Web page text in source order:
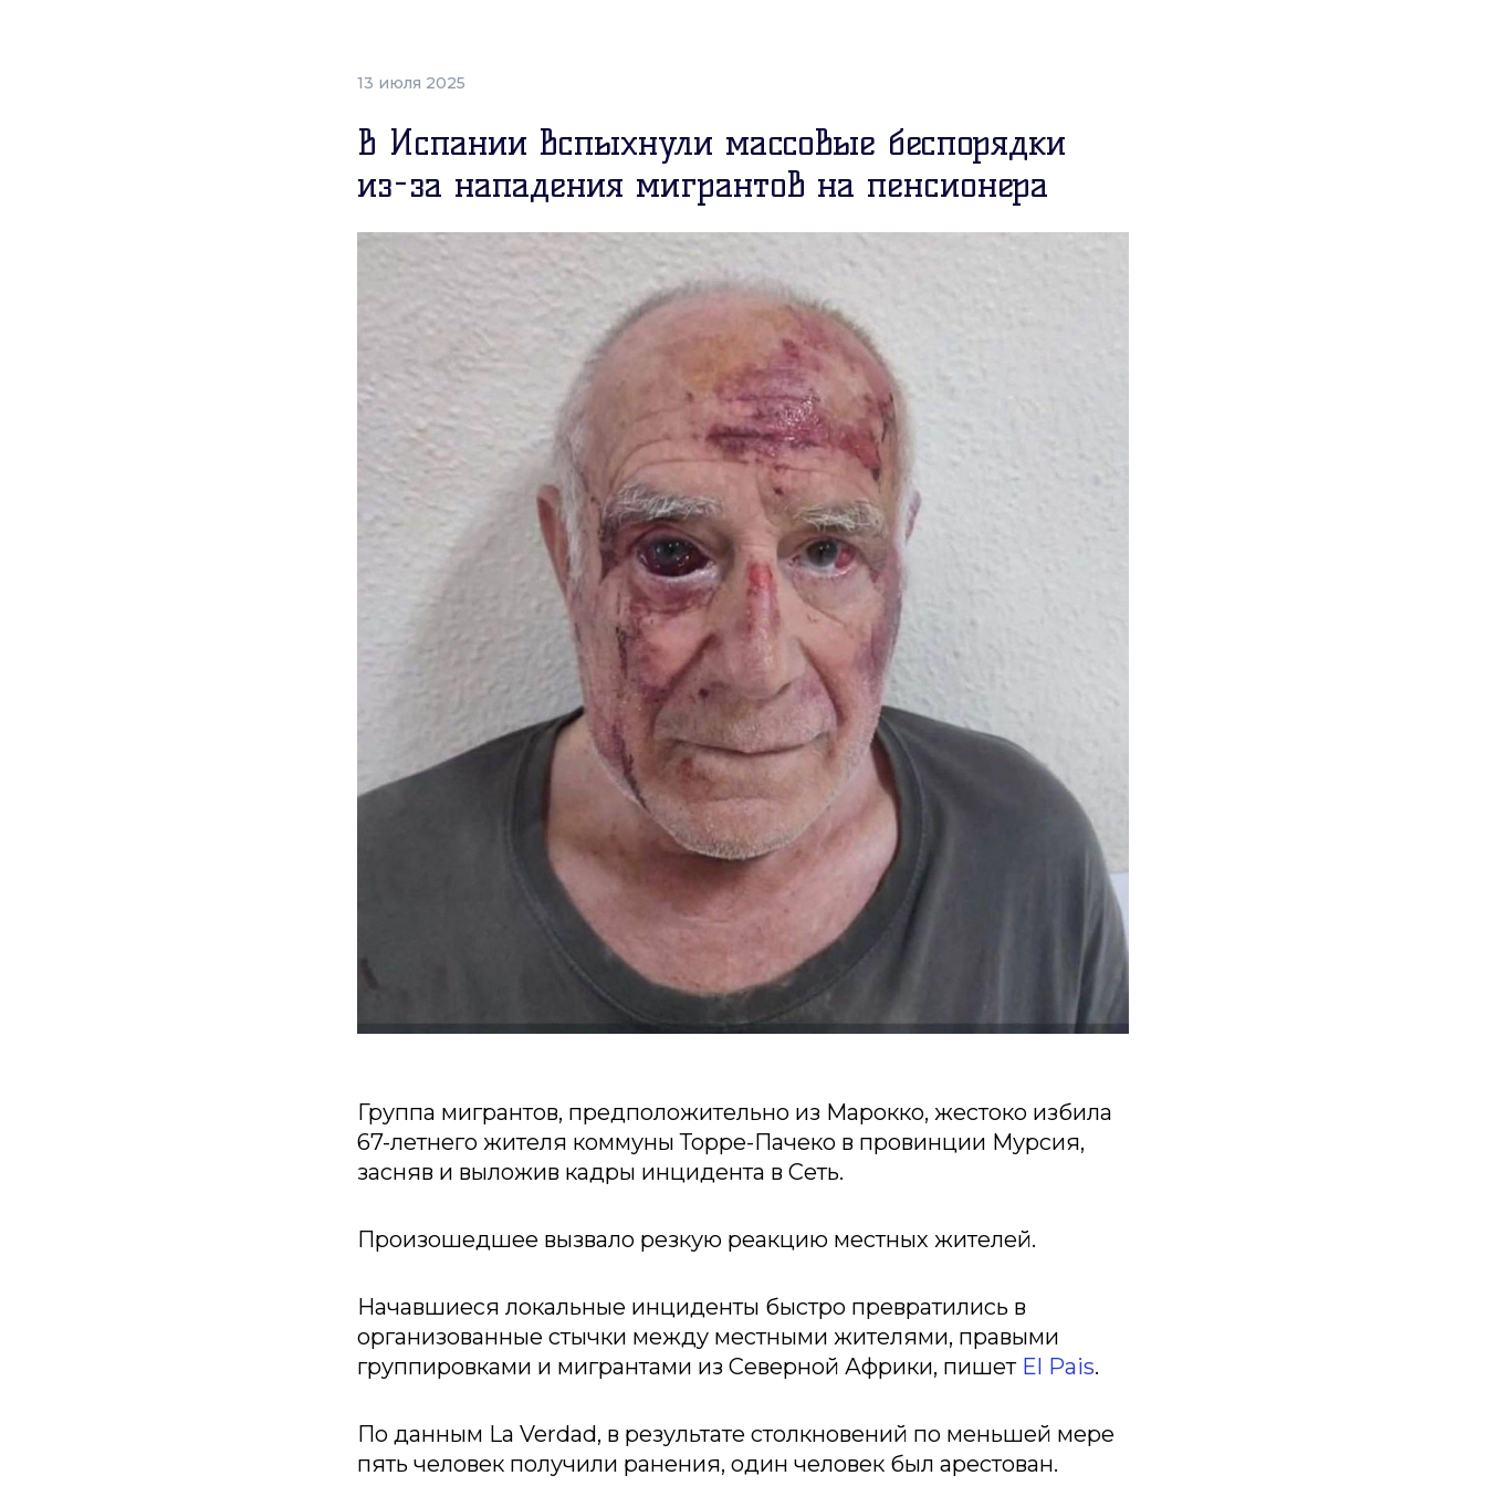
13 июля 2025
В Испании вспыхнули массовые беспорядки
из-за нападения мигрантов на пенсионера
Группа мигрантов, предположительно из Марокко, жестоко избила
67-летнего жителя коммуны Торре-Пачеко в провинции Мурсия,
засняв и выложив кадры инцидента в Сеть.
Произошедшее вызвало резкую реакцию местных жителей.
Начавшиеся локальные инциденты быстро превратились в
организованные стычки между местными жителями, правыми
группировками и мигрантами из Северной Африки, пишет El Pais.
По данным La Verdad, в результате столкновений по меньшей мере
пять человек получили ранения, один человек был арестован.